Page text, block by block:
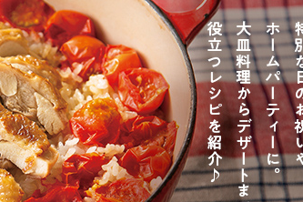
らの幼児食
）
副菜
汁物
お弁当
・デザート